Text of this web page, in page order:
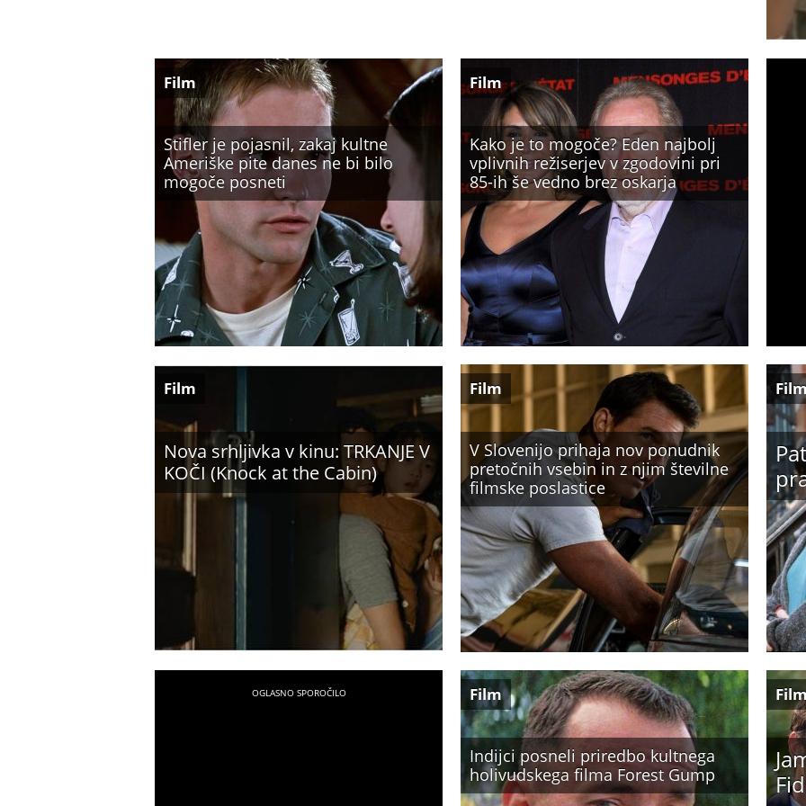
Stifler je pojasnil, zakaj kultne
Ameriške pite danes ne bi bilo
mogoče posneti
Film
Kako je to mogoče? Eden najbolj
vplivnih režiserjev v zgodovini pri
85-ih še vedno brez oskarja
Film
Nova srhljivka v kinu: TRKANJE V
KOČI (Knock at the Cabin)
Film
V Slovenijo prihaja nov ponudnik
pretočnih vsebin in z njim številne
filmske poslastice
Film
Indijci posneli priredbo kultnega
holivudskega filma Forest Gump
Film